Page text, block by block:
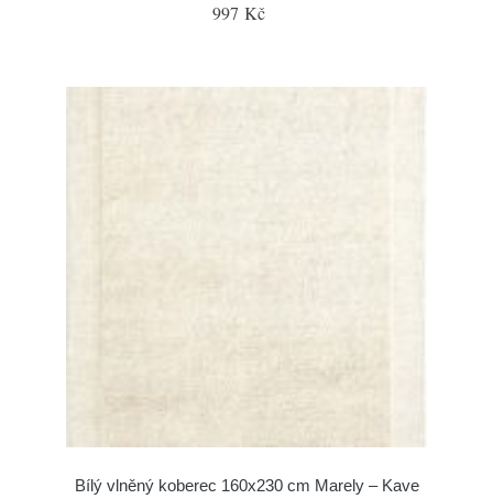
997 Kč
Bílý vlněný koberec 160x230 cm Marely – Kave